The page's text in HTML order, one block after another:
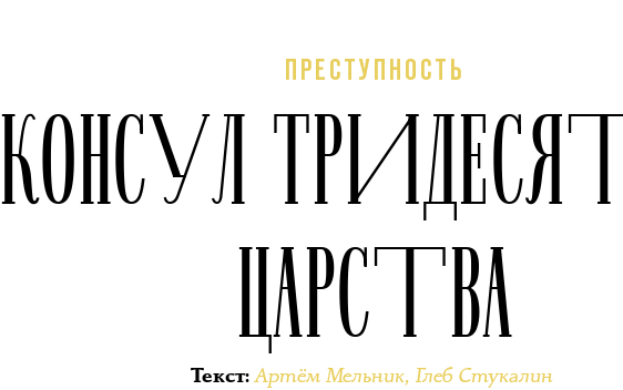
ПРЕСТУПНОСТЬ
КОНСУЛ
ЦАРСТВА
Текст:Артём Мельник, Глеб Стукалин